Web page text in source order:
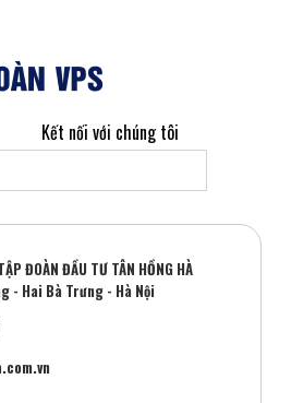
Kết nối với chúng tôi
ĐOÀN ĐẦU TƯ TÂN HỒNG HÀ
- Hai Bà Trưng - Hà Nội